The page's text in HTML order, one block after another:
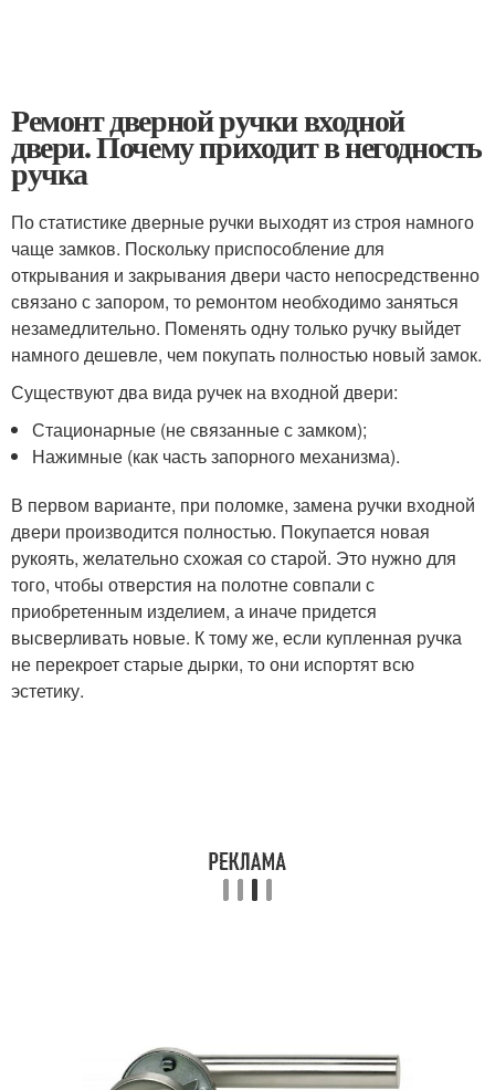
Ремонт дверной ручки входной
двери. Почему приходит в негодность
ручка
По статистике дверные ручки выходят из строя намного
чаще замков. Поскольку приспособление для
открывания и закрывания двери часто непосредственно
связано с запором, то ремонтом необходимо заняться
незамедлительно. Поменять одну только ручку выйдет
намного дешевле, чем покупать полностью новый замок.
Существуют два вида ручек на входной двери:
Стационарные (не связанные с замком);
Нажимные (как часть запорного механизма).
В первом варианте, при поломке, замена ручки входной
двери производится полностью. Покупается новая
рукоять, желательно схожая со старой. Это нужно для
того, чтобы отверстия на полотне совпали с
приобретенным изделием, а иначе придется
высверливать новые. К тому же, если купленная ручка
не перекроет старые дырки, то они испортят всю
эстетику.